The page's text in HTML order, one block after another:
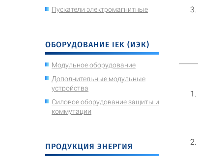
Пускатели электромагнитные
ОБОРУДОВАНИЕ IEK (ИЭК)
Модульное оборудование
Дополнительные модульные
устройства
Силовое оборудование защиты и
коммутации
ПРОДУКЦИЯ ЭНЕРГИЯ